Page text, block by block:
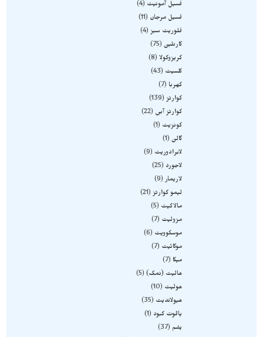
فسیل آمونیت
4
فسیل مرجان
11
فلوریت سبز 4
کارنلین 75
کریزوکولا 8
کلسیت
43
کهربا
7
کوارتز 139
کوارتز آبی
22
کونزیت
1
گالن 1
لابرادوریت
9
لاجورد
25
لاریمار 9
لیمو کوارتز 21
مالاکیت
5
مزولیت
7
موسکوویت
6
موکائیت
7
میکا
7
هالیت (نمک) 5
هولیت
10
هیولاندیت
35
یاقوت کبود
1
یشم
37